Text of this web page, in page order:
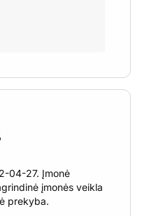
04-27. Įmonė
įmonės veikla
prekyba.